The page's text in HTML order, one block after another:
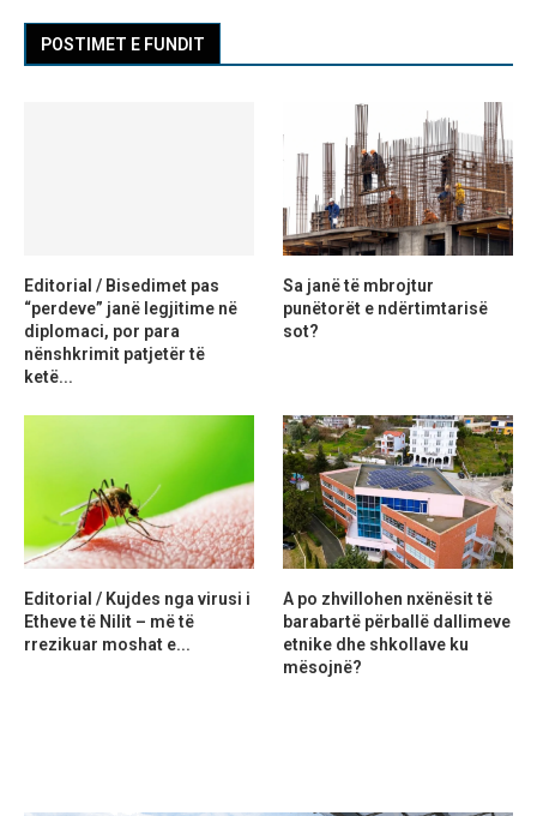
POSTIMET E FUNDIT
Editorial / Bisedimet pas
“perdeve” janë legjitime në
diplomaci, por para
nënshkrimit patjetër të
ketë...
Sa janë të mbrojtur
punëtorët e ndërtimtarisë
sot?
Editorial / Kujdes nga virusi i
Etheve të Nilit – më të
rrezikuar moshat e...
A po zhvillohen nxënësit të
barabartë përballë dallimeve
etnike dhe shkollave ku
mësojnë?